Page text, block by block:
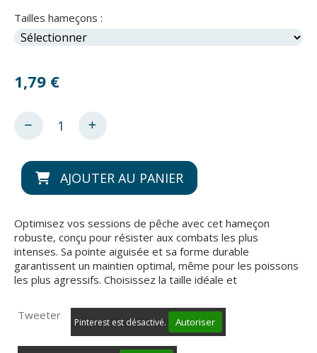
Tailles hameçons :
1,79 €
AJOUTER AU PANIER
Optimisez vos sessions de pêche avec cet hameçon
robuste, conçu pour résister aux combats les plus
intenses. Sa pointe aiguisée et sa forme durable
garantissent un maintien optimal, même pour les poissons
les plus agressifs. Choisissez la taille idéale et
Tweeter
Pinterest est désactivé. Autoriser